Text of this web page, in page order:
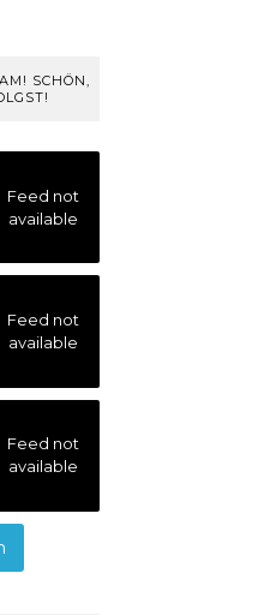
SCHÖN,
Feed not
available
Feed not
available
Feed not
available